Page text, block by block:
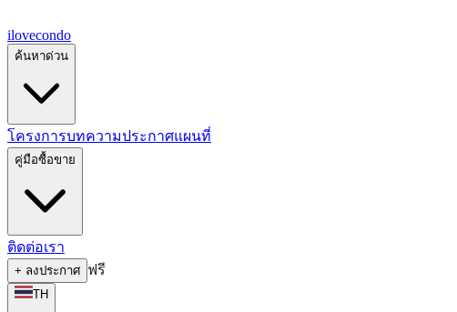
ilovecondo
ค้นหาด่วน
โครงการบทความประกาศแผนที่
คู่มือซื้อขาย
ติดต่อเรา
+ ลงประกาศ ฟรี
TH